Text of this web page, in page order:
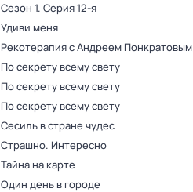
Сезон 1. Серия 12-я
Удиви меня
Рекотерапия с Андреем Понкратовым
По секрету всему свету
По секрету всему свету
По секрету всему свету
Сесиль в стране чудес
Страшно. Интересно
Тайна на карте
Один день в городе